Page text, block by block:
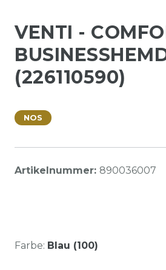
VENTI -
(226110590)
NOS
Artikelnummer: 890036007
Farbe: Blau (100)